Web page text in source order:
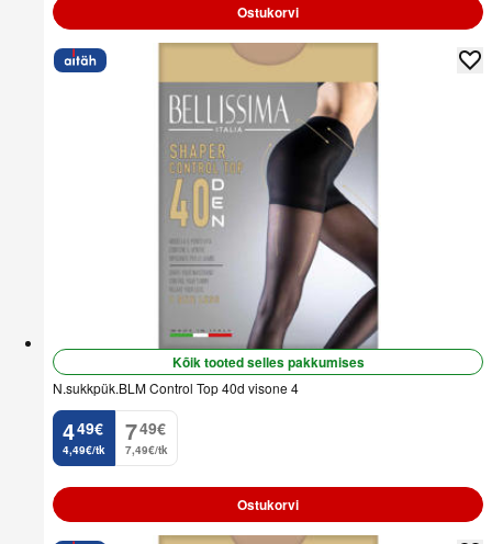
Ostukorvi
Kõik tooted selles pakkumises
N.sukkpük.BLM Control Top 40d visone 4
4
. 49€
4,49€/tk
7
. 49€
7,49€/tk
Ostukorvi